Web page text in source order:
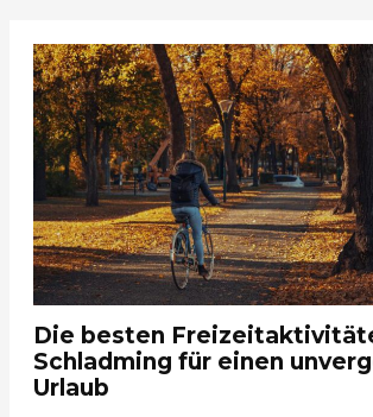
Die besten
Schladming für einen
Urlaub